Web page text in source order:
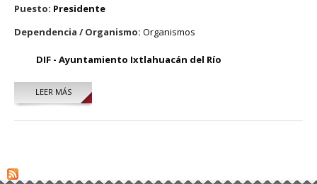
Puesto: Presidente
Dependencia / Organismo: Organismos
DIF - Ayuntamiento Ixtlahuacán del Río
LEER MÁSSOBRE SUSTITUIR POR EL TITULAR DEL DIF